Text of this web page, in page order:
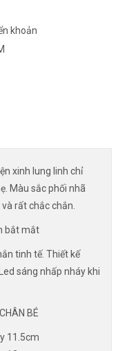
khoản
xinh lung linh chỉ
Màu sắc phối nhã
rất chắc chắn.
bắt mắt
tinh tế. Thiết kế
sáng nhấp nháy khi
BÉ
11.5cm